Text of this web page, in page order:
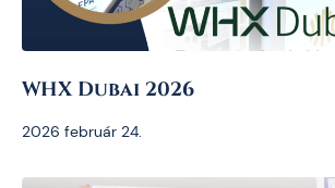
WHX Dubai 2026
2026 február 24.